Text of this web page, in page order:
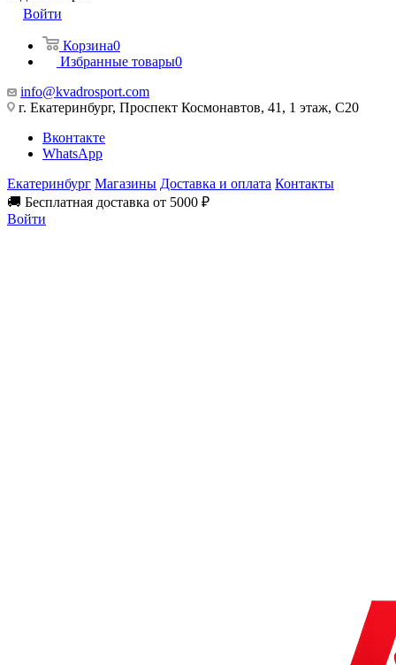
Войти
Корзина0
Избранные товары0
info@kvadrosport.com
г. Екатеринбург, Проспект Космонавтов, 41, 1 этаж, С20
Вконтакте
WhatsApp
Екатеринбург Магазины Доставка и оплата Контакты
🚚 Бесплатная доставка от 5000 ₽
Войти